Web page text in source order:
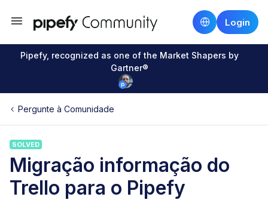
Login
Pipefy, recognized as one of the Market Shapers by
Gartner®
Pergunte à Comunidade
SOLVED
Migração informação do
Trello para o Pipefy